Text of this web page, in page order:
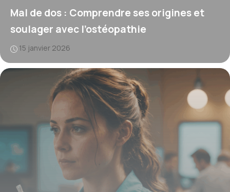
Mal de dos : Comprendre ses origines et
soulager avec l’ostéopathie
15 janvier 2026